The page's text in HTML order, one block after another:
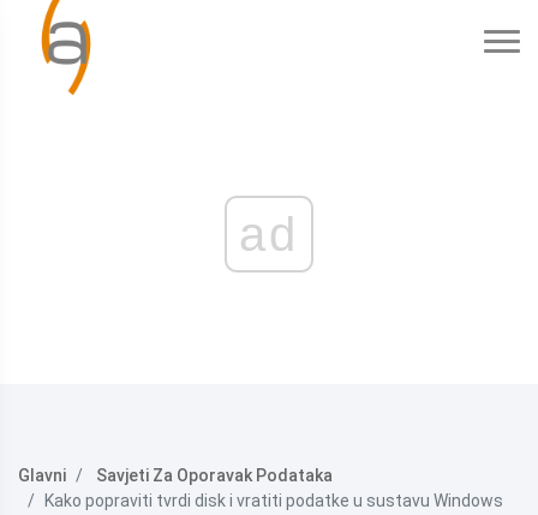
ad
Glavni
Savjeti Za Oporavak Podataka
Kako popraviti tvrdi disk i vratiti podatke u sustavu Windows